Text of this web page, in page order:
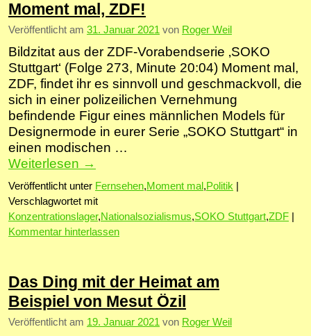
Moment mal, ZDF!
Veröffentlicht am 31. Januar 2021 von Roger Weil
Bildzitat aus der ZDF-Vorabendserie ‚SOKO
Stuttgart‘ (Folge 273, Minute 20:04) Moment mal,
ZDF, findet ihr es sinnvoll und geschmackvoll, die
sich in einer polizeilichen Vernehmung
befindende Figur eines männlichen Models für
Designermode in eurer Serie „SOKO Stuttgart“ in
einen modischen …
Weiterlesen →
Veröffentlicht unter Fernsehen,Moment mal ,Politik
Verschlagwortet mit
Konzentrationslager,Nationalsozialismus,SOKO Stuttgart,ZDF
Kommentar hinterlassen
Das Ding mit der Heimat am
Beispiel von Mesut Özil
Veröffentlicht am 19. Januar 2021 von Roger Weil